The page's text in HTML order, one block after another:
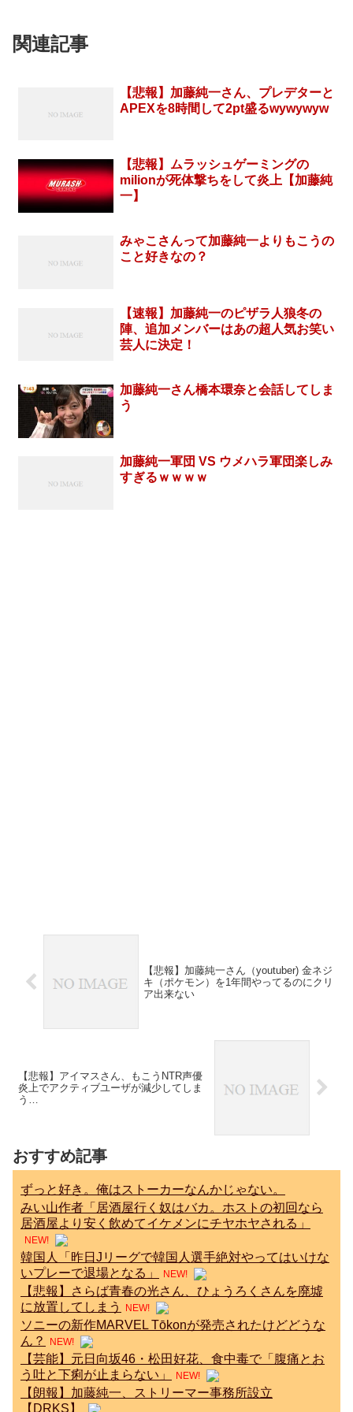
関連記事
【悲報】加藤純一さん、プレデターと
APEXを8時間して2pt盛るwywywyw
【悲報】ムラッシュゲーミングの
milionが死体撃ちをして炎上【加藤純
一】
みゃこさんって加藤純一よりもこうの
こと好きなの？
【速報】加藤純一のピザラ人狼冬の
陣、追加メンバーはあの超人気お笑い
芸人に決定！
加藤純一さん橋本環奈と会話してしま
う
加藤純一軍団 VS ウメハラ軍団楽しみ
すぎるｗｗｗｗ
【悲報】加藤純一さん（youtuber) 金ネジ
キ（ポケモン）を1年間やってるのにクリ
ア出来ない
【悲報】アイマスさん、もこうNTR声優
炎上でアクティブユーザが減少してしま
う…
おすすめ記事
ずっと好き。俺はストーカーなんかじゃない。
みい山作者「居酒屋行く奴はバカ。ホストの初回なら
居酒屋より安く飲めてイケメンにチヤホヤされる」
NEW!
韓国人「昨日Jリーグで韓国人選手絶対やってはいけな
いプレーで退場となる」
NEW!
【悲報】さらば青春の光さん、ひょうろくさんを廃墟
に放置してしまう
NEW!
ソニーの新作MARVEL Tōkonが発売されたけどどうな
ん？
NEW!
【芸能】元日向坂46・松田好花、食中毒で「腹痛とお
う吐と下痢が止まらない」
NEW!
【朗報】加藤純一、ストリーマー事務所設立
【DRKS】